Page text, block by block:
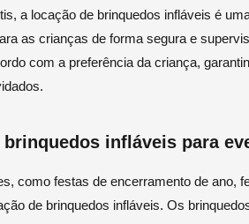
a locação de brinquedos infláveis é
as crianças de forma segura e
com a preferência da criança,
brinquedos infláveis para
como festas de encerramento de ano,
de brinquedos infláveis. Os